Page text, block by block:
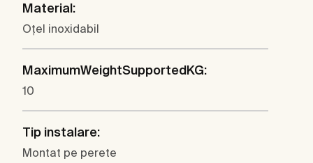
Material:
Oţel inoxidabil
MaximumWeightSupportedKG:
10
Tip instalare:
Montat pe perete